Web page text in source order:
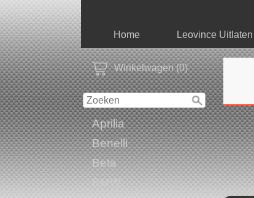
Home Leovince Uitlaten
Winkelwagen (0)
Aprilia
Benelli
Beta
BMW